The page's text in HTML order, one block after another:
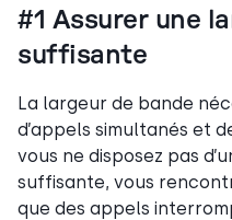
#1 Assurer une
suffisante
La largeur de bande
d’appels simultanés et
vous ne disposez pas
suffisante, vous
que des appels